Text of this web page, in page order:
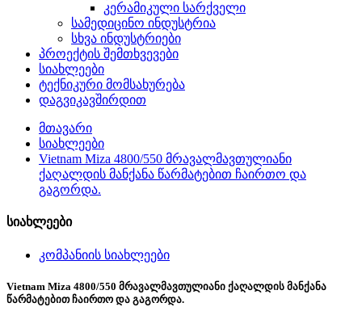
კერამიკული სარქველი
სამედიცინო ინდუსტრია
სხვა ინდუსტრიები
პროექტის შემთხვევები
სიახლეები
ტექნიკური მომსახურება
დაგვიკავშირდით
მთავარი
სიახლეები
Vietnam Miza 4800/550 მრავალმავთულიანი
ქაღალდის მანქანა წარმატებით ჩაირთო და
გაგორდა.
სიახლეები
კომპანიის სიახლეები
Vietnam Miza 4800/550 მრავალმავთულიანი ქაღალდის მანქანა
წარმატებით ჩაირთო და გაგორდა.